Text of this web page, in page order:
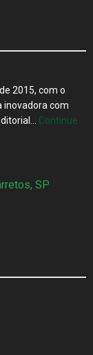
2015, com o
inovadora com
Continue
SP